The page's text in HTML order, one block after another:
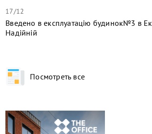
17/12
​Введено в експлуатацію будинок№3 в
Надійній
Посмотреть все